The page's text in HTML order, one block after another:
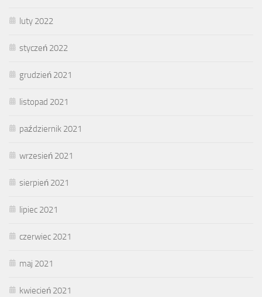
luty 2022
styczeń 2022
grudzień 2021
listopad 2021
październik 2021
wrzesień 2021
sierpień 2021
lipiec 2021
czerwiec 2021
maj 2021
kwiecień 2021